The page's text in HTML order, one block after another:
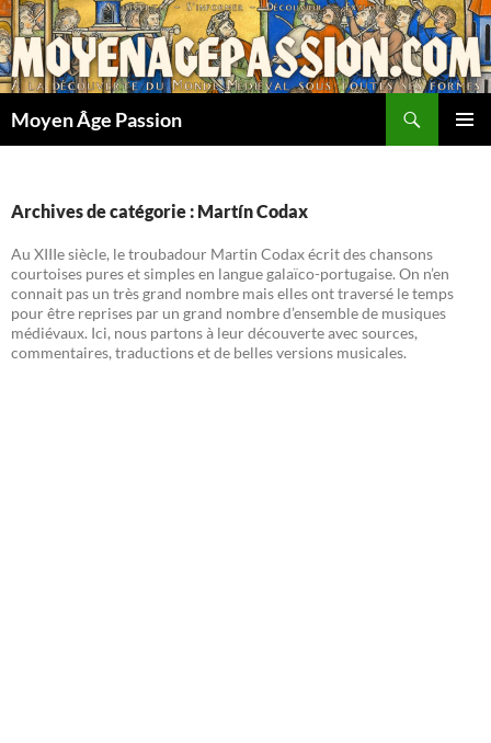
Aller
au
contenu
Moyen Âge Passion
Archives de catégorie : Martín Codax
Au XIIIe siècle, le troubadour Martin Codax écrit des chansons
courtoises pures et simples en langue galaïco-portugaise. On n’en
connait pas un très grand nombre mais elles ont traversé le temps
pour être reprises par un grand nombre d’ensemble de musiques
médiévaux. Ici, nous partons à leur découverte avec sources,
commentaires, traductions et de belles versions musicales.